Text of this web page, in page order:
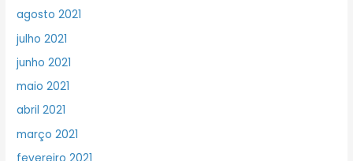
agosto 2021
julho 2021
junho 2021
maio 2021
abril 2021
março 2021